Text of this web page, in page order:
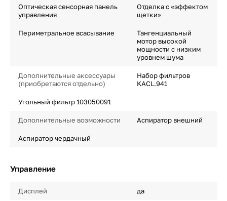
Оптическая сенсорная панель
управления
Отделка с «эффектом
щетки»
Периметральное всасывание
Тангенциальный
мотор высокой
мощности с низким
уровнем шума
Дополнительные аксессуары
(приобретаются отдельно)
Набор фильтров
KACL.941
Угольный фильтр 103050091
Дополнительные возможности Аспиратор внешний
Аспиратор чердачный
Управление
Дисплей да